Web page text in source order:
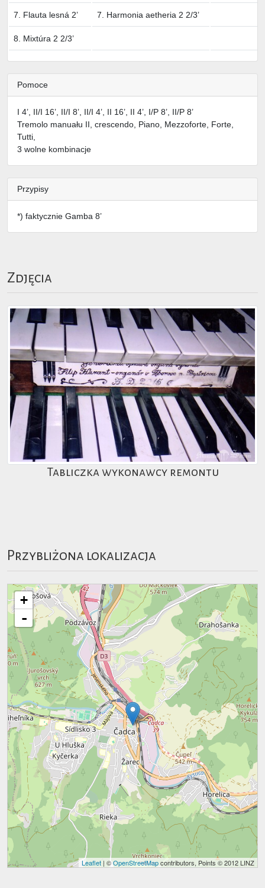
7. Flauta lesná 2’ 7. Harmonia aetheria 2 2/3’
8. Mixtúra 2 2/3’
Pomoce
I 4’, II/I 16’, II/I 8’, II/I 4’, II 16’, II 4’, I/P 8’, II/P 8’
Tremolo manuału II, crescendo, Piano, Mezzoforte, Forte,
Tutti,
3 wolne kombinacje
Przypisy
*) faktycznie Gamba 8’
Zdjęcia
Tabliczka wykonawcy remontu
Przybliżona lokalizacja
+
-
Leaflet | ©OpenStreetMapcontributors, Points © 2012 LINZ